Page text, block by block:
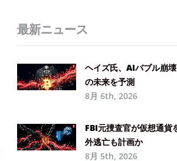
最新ニュース
ヘイズ氏、AIバブル崩
の未来を予測
8月 6th, 2026
FBI元捜査官が仮想通貨
外逃亡も計画か
8月 5th, 2026